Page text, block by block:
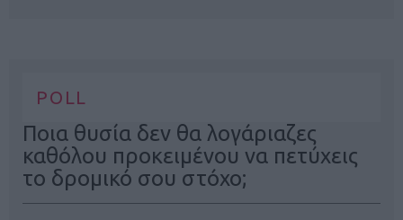
POLL
Ποια θυσία δεν θα λογάριαζες
καθόλου προκειμένου να πετύχεις
το δρομικό σου στόχο;